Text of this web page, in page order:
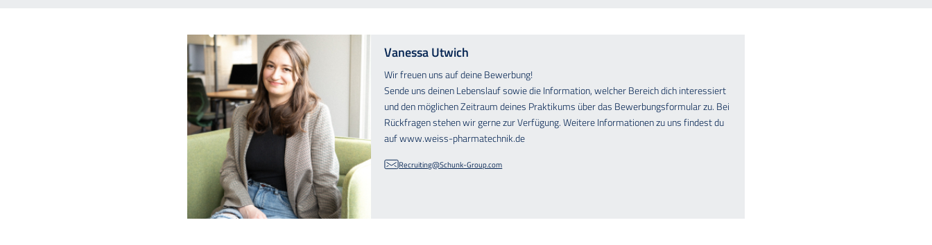
Vanessa Utwich
Wir freuen uns auf deine Bewerbung!
Sende uns deinen Lebenslauf sowie die Information, welcher Bereich dich interessiert
und den möglichen Zeitraum deines Praktikums über das Bewerbungsformular zu. Bei
Rückfragen stehen wir gerne zur Verfügung. Weitere Informationen zu uns findest du
aufwww.weiss-pharmatechnik.de
Recruiting@Schunk-Group.com